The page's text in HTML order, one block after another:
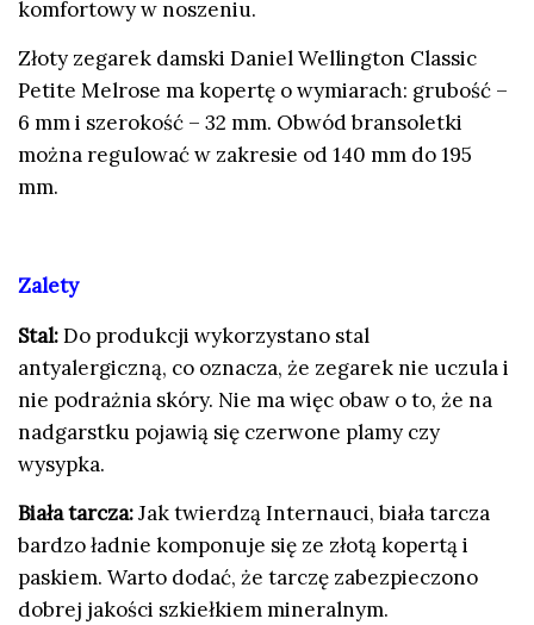
komfortowy w noszeniu.
Złoty zegarek damski Daniel Wellington Classic
Petite Melrose ma kopertę o wymiarach: grubość –
6 mm i szerokość – 32 mm. Obwód bransoletki
można regulować w zakresie od 140 mm do 195
mm.
Zalety
Stal:Do produkcji wykorzystano stal
antyalergiczną, co oznacza, że zegarek nie uczula i
nie podrażnia skóry. Nie ma więc obaw o to, że na
nadgarstku pojawią się czerwone plamy czy
wysypka.
Biała tarcza:Jak twierdzą Internauci, biała tarcza
bardzo ładnie komponuje się ze złotą kopertą i
paskiem. Warto dodać, że tarczę zabezpieczono
dobrej jakości szkiełkiem mineralnym.